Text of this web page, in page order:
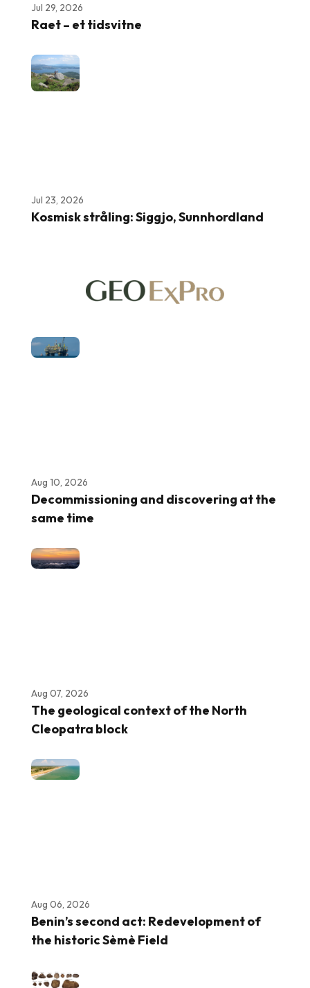
Jul 29, 2026
Raet – et tidsvitne
Jul 23, 2026
Kosmisk stråling: Siggjo, Sunnhordland
Aug 10, 2026
Decommissioning and discovering at the
same time
Aug 07, 2026
The geological context of the North
Cleopatra block
Aug 06, 2026
Benin’s second act: Redevelopment of
the historic Sèmè Field